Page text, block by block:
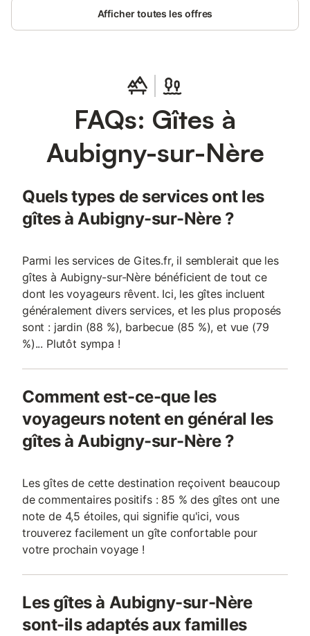
Afficher toutes les offres
FAQs: Gîtes à
Aubigny-sur-Nère
Quels types de services ont les
gîtes à Aubigny-sur-Nère ?
Parmi les services de Gites.fr, il semblerait que les
gîtes à Aubigny-sur-Nère bénéficient de tout ce
dont les voyageurs rêvent. Ici, les gîtes incluent
généralement divers services, et les plus proposés
sont : jardin (88 %), barbecue (85 %), et vue (79
%)... Plutôt sympa !
Comment est-ce-que les
voyageurs notent en général les
gîtes à Aubigny-sur-Nère ?
Les gîtes de cette destination reçoivent beaucoup
de commentaires positifs : 85 % des gîtes ont une
note de 4,5 étoiles, qui signifie qu'ici, vous
trouverez facilement un gîte confortable pour
votre prochain voyage !
Les gîtes à Aubigny-sur-Nère
sont-ils adaptés aux familles